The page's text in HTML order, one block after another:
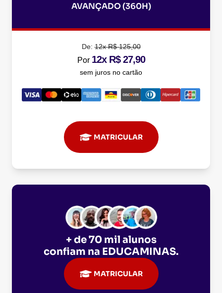
AVANÇADO (360H)
De:12x R$ 125,00
Por 12x R$ 27,90
sem juros no cartão
MATRICULAR
+ de 70 mil alunos
confiam na EDUCAMINAS.
MATRICULAR